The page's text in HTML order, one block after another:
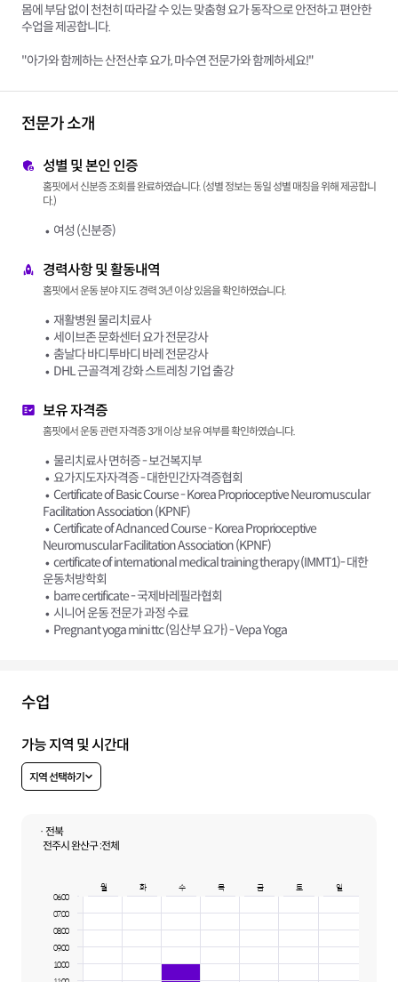
몸에 부담 없이 천천히 따라갈 수 있는 맞춤형 요가 동작으로 안전하고 편안한
수업을 제공합니다.
"아가와 함께하는 산전산후 요가, 마수연 전문가와 함께하세요!"
전문가 소개
성별 및 본인 인증
홈핏에서 신분증 조회를 완료하였습니다. (성별 정보는 동일 성별 매칭을 위해 제공합니
다.)
여성 (신분증)
경력사항 및 활동내역
홈핏에서 운동 분야 지도 경력 3년 이상 있음을 확인하였습니다.
재활병원 물리치료사
세이브존 문화센터 요가 전문강사
춤날다 바디투바디 바레 전문강사
DHL 근골격계 강화 스트레칭 기업 출강
보유 자격증
홈핏에서 운동 관련 자격증 3개 이상 보유 여부를 확인하였습니다.
물리치료사 면허증 - 보건복지부
요가지도자자격증 - 대한민간자격증협회
Certificate of Basic Course - Korea Proprioceptive Neuromuscular
Facilitation Association (KPNF)
Certificate of Adnanced Course - Korea Proprioceptive
Neuromuscular Facilitation Association (KPNF)
certificate of international medical training therapy (IMMT1)- 대한
운동처방학회
barre certificate - 국제바레필라협회
시니어 운동 전문가 과정 수료
Pregnant yoga mini ttc (임산부 요가) - Vepa Yoga
수업
가능 지역 및 시간대
지역 선택하기
· 전북
전주시 완산구 :전체
월 화 수 목 금 토
일
06:00
07:00
08:00
09:00
10:00